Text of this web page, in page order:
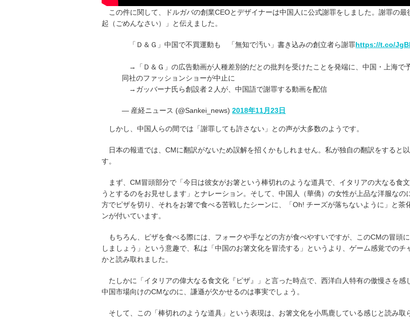
この件に関して、ドルガバの創業CEOとデザイナーは中国人に公式謝罪をしました。謝罪の最
起（ごめんなさい）」と伝えました。
「Ｄ＆Ｇ」中国で不買運動も 「無知で汚い」書き込みの創立者ら謝罪https://t.co/
→「Ｄ＆Ｇ」の広告動画が人種差別的だとの批判を受けたことを発端に、中国・上海で
同社のファッションショーが中止に
→ガッバーナ氏ら創設者２人が、中国語で謝罪する動画を配信
— 産経ニュース (@Sankei_news)2018年11月23日
しかし、中国人らの間では「謝罪しても許さない」との声が大多数のようです。
日本の報道では、CMに翻訳がないため誤解を招くかもしれません。私が独自の翻訳をすると
す。
まず、CM冒頭部分で「今日は彼女がお箸という棒切れのような道具で、イタリアの大なる食
うとするのをお見せします」とナレーション。そして、中国人（華僑）の女性が上品な洋服なの
方でピザを切り、それをお箸で食べる苦戦したシーンに、「Oh! チーズが落ちないように」と茶
ンが付いています。
もちろん、ピザを食べる際には、フォークや手などの方が食べやすいですが、このCMの冒頭
しましょう」という意趣で、私は「中国のお箸文化を冒涜する」というより、ゲーム感覚でのチ
かと読み取れました。
たしかに「イタリアの偉大なる食文化『ピザ』」と言った時点で、西洋白人特有の傲慢さを感
中国市場向けのCMなのに、謙遜が欠かせるのは事実でしょう。
そして、この「棒切れのような道具」という表現は、お箸文化を小馬鹿している感じと読み取